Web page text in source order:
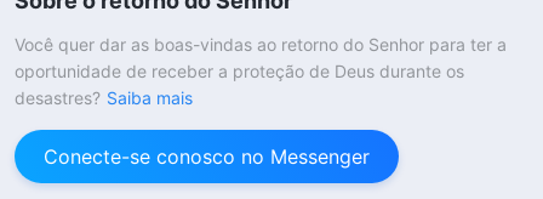
Você quer dar as boas-vindas ao retorno do Senhor para ter a
oportunidade de receber a proteção de Deus durante os
desastres? Saiba mais
Conecte-se conosco no Messenger